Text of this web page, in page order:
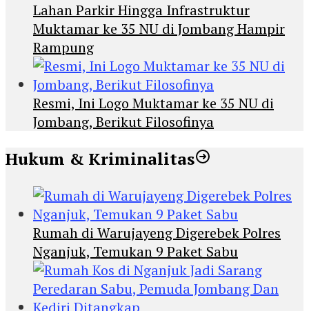
Lahan Parkir Hingga Infrastruktur
Muktamar ke 35 NU di Jombang Hampir
Rampung
Resmi, Ini Logo Muktamar ke 35 NU di
Jombang, Berikut Filosofinya
Hukum & Kriminalitas
Rumah di Warujayeng Digerebek Polres
Nganjuk, Temukan 9 Paket Sabu